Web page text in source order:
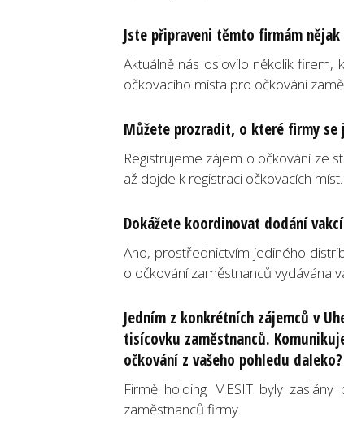
Jste připraveni těmto firmám nějak
Aktuálně nás oslovilo několik
očkovacího místa pro očkování
Můžete prozradit, o které firmy se
Registrujeme zájem o očkování ze
až dojde k registraci očkovacích míst.
Dokážete koordinovat dodání
Ano, prostřednictvím jediného
o očkování zaměstnanců vydávána
Jedním z konkrétních zájemců v
tisícovku zaměstnanců.
očkování z vašeho pohledu daleko?
Firmě holding MESIT byly
zaměstnanců firmy.